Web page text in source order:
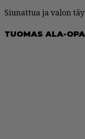
Siu­nat­tua ja va­lon
TUO­MAS ALA-